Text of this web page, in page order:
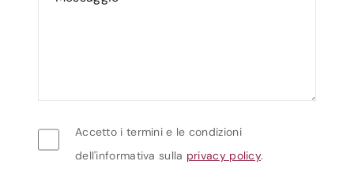
Accetto i termini e le condizioni
dell'informativa sulla privacy policy.